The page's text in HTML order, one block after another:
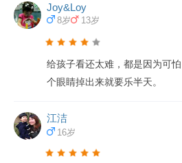
Joy&Loy
8岁 13岁
给孩子看还太难，都是因为可
个眼睛掉出来就要乐半天。
江洁
16岁